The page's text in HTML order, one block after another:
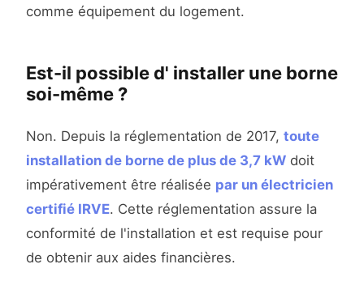
comme équipement du logement.
Est-il possible d' installer une borne
soi-même ?
Non. Depuis la réglementation de 2017, toute
installation de borne de plus de 3,7 kW doit
impérativement être réalisée par un électricien
certifié IRVE. Cette réglementation assure la
conformité de l'installation et est requise pour
de obtenir aux aides financières.